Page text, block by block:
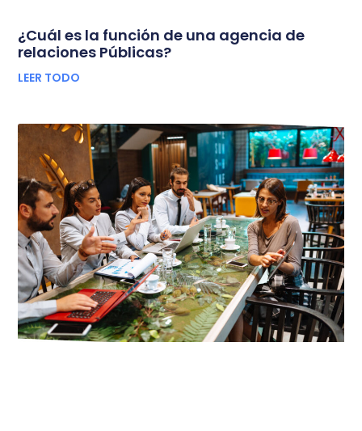
¿Cuál es la función de una agencia de
relaciones Públicas?
LEER TODO